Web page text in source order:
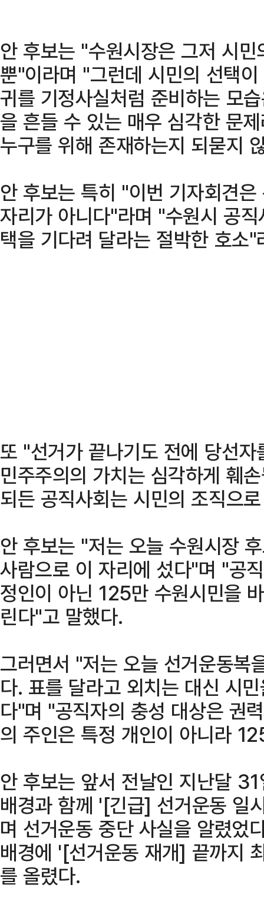
안 후보는 "수원시장은 그저 시
뿐"이라며 "그런데 시민의 선택
귀를 기정사실처럼 준비하는 모
을 흔들 수 있는 매우 심각한 문
누구를 위해 존재하는지 되묻지
안 후보는 특히 "이번 기자회견
자리가 아니다"라며 "수원시 공
택을 기다려 달라는 절박한 호소
또 "선거가 끝나기도 전에 당선
민주주의의 가치는 심각하게 훼
되든 공직사회는 시민의 조직으
안 후보는 "저는 오늘 수원시장
사람으로 이 자리에 섰다"며 "공
정인이 아닌 125만 수원시민을
린다"고 말했다.
그러면서 "저는 오늘 선거운동복
다. 표를 달라고 외치는 대신 시
다"며 "공직자의 충성 대상은 권
의 주인은 특정 개인이 아니라
안 후보는 앞서 전날인 지난달
배경과 함께 '[긴급] 선거운동 일
며 선거운동 중단 사실을 알렸었
배경에 '[선거운동 재개] 끝까지
를 올렸다.